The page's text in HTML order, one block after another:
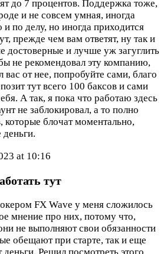
до 7 процентов. Поддержка тоже,
и не совсем умная, иногда
по делу, но иногда приходится
прежде чем вам ответят, ну так и
достоверные и лучше уж загуглить
не рекомендовал эту компанию,
вас от нее, попробуйте сами, благо
тут всего 100 баксов и сами
А так, я пока что работаю здесь
не заблокировал, а то полно
которые блочат моментально,
деньги.
at 10:16
тут
FX Wave у меня сложилось
мнение про них, потому что,
не выполняют свои обязанности
обещают при старте, так и еще